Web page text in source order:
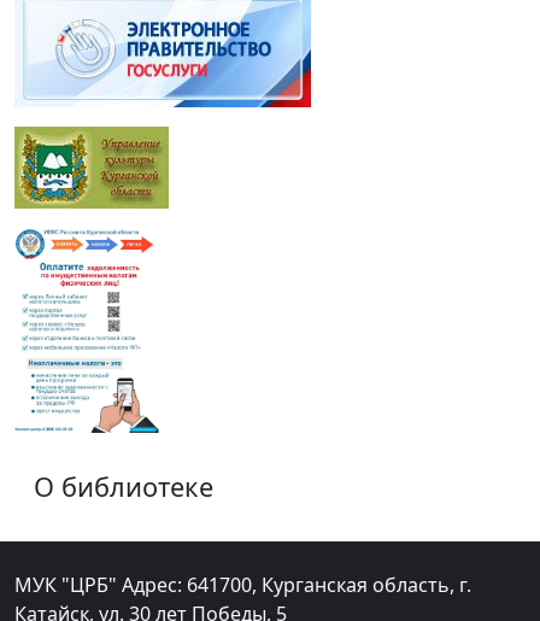
О библиотеке
МУК "ЦРБ" Адрес: 641700, Курганская область, г.
Катайск, ул. 30 лет Победы, 5